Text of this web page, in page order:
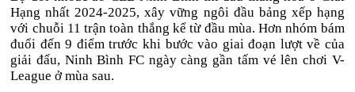
Hạng nhất 2024-2025, xây vững ngôi đầu bảng xếp hạng
với chuỗi 11 trận toàn thắng kể từ đầu mùa. Hơn nhóm bám
đuổi đến 9 điểm trước khi bước vào giai đoạn lượt về của
giải đấu, Ninh Bình FC ngày càng gần tấm vé lên chơi V-
League ở mùa sau.